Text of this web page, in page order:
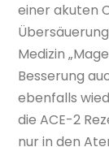
einer akuten
Medizin
Besserung
ebenfalls
die ACE-2
nur in den